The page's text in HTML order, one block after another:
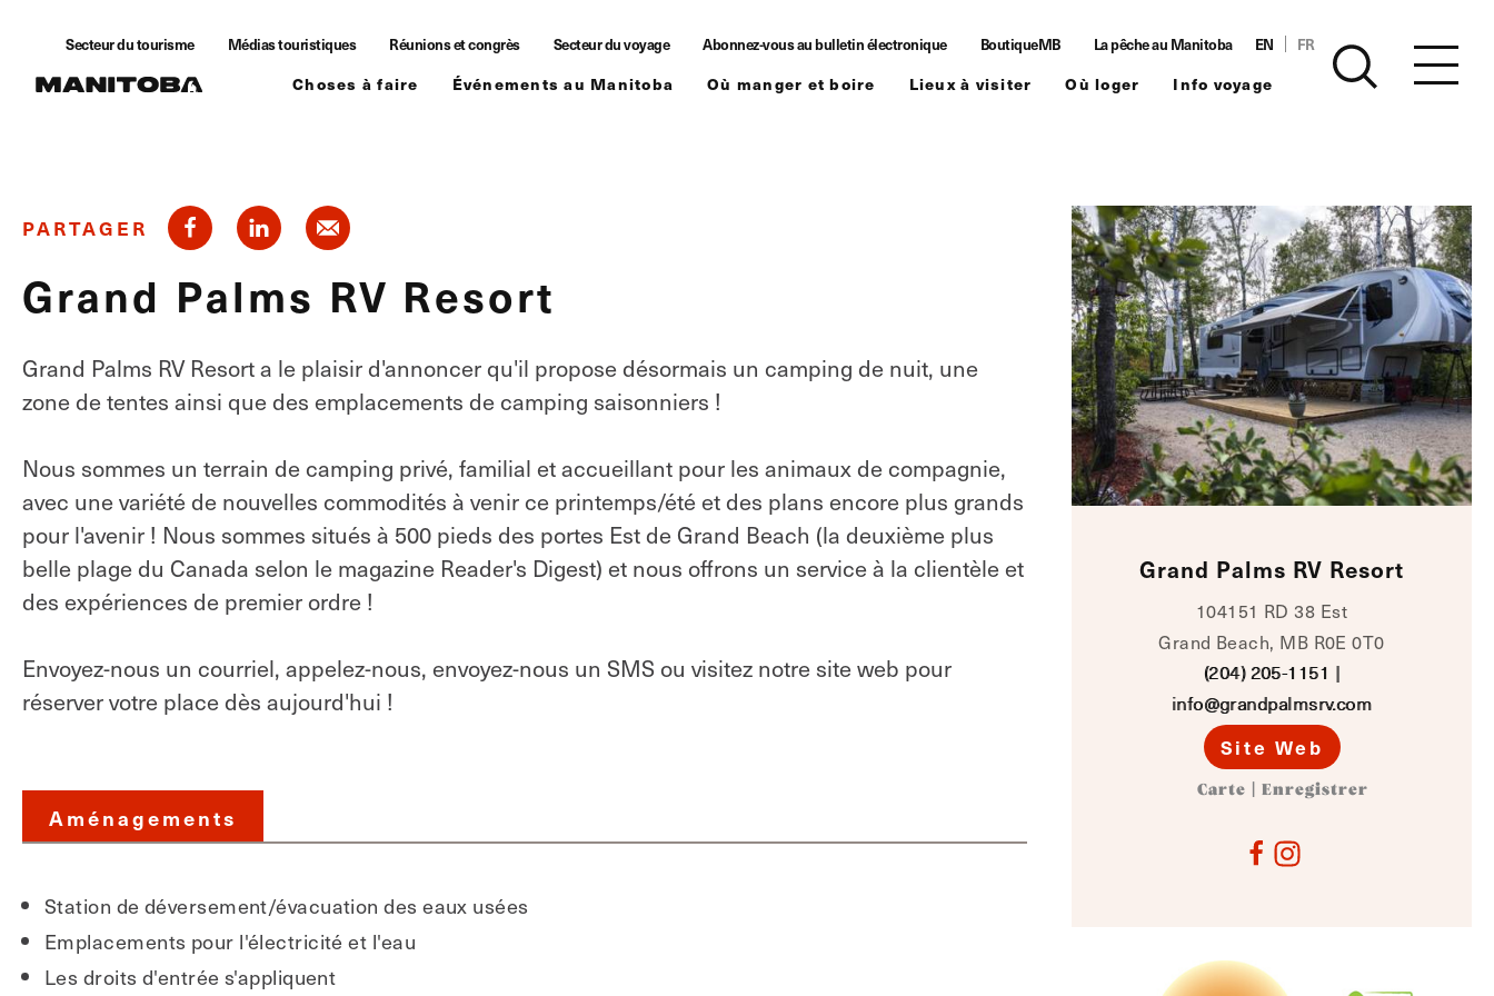
Secteur du tourisme Médias touristiques Réunions et congrès Secteur du voyage Abonnez-vous au bulletin électronique BoutiqueMB La pêche au Manitoba FR
EN
Choses à faire Événements au Manitoba Où manger et boire Lieux à visiter Où loger Info voyage
Grand Palms RV Resort
104151 RD 38 Est
Grand Beach, MB R0E 0T0
(204) 205-1151 |
info@grandpalmsrv.com
Site Web
Carte Enregistrer
PARTAGER
Grand Palms RV Resort
Grand Palms RV Resort a le plaisir d'annoncer qu'il propose désormais un camping de nuit, une
zone de tentes ainsi que des emplacements de camping saisonniers !
Nous sommes un terrain de camping privé, familial et accueillant pour les animaux de compagnie,
avec une variété de nouvelles commodités à venir ce printemps/été et des plans encore plus grands
pour l'avenir ! Nous sommes situés à 500 pieds des portes Est de Grand Beach (la deuxième plus
belle plage du Canada selon le magazine Reader's Digest) et nous offrons un service à la clientèle et
des expériences de premier ordre !
Envoyez-nous un courriel, appelez-nous, envoyez-nous un SMS ou visitez notre site web pour
réserver votre place dès aujourd'hui !
Aménagements
Station de déversement/évacuation des eaux usées
Emplacements pour l'électricité et l'eau
Les droits d'entrée s'appliquent